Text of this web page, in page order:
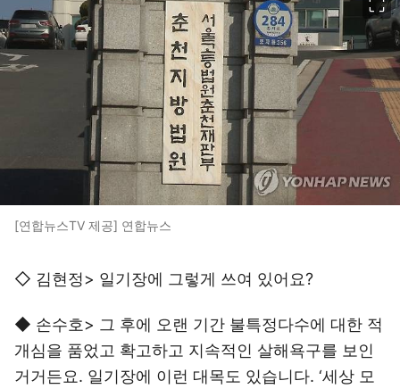
[연합뉴스TV 제공] 연합뉴스
◇ 김현정> 일기장에 그렇게 쓰여 있어요?
◆ 손수호> 그 후에 오랜 기간 불특정다수에 대한 적
개심을 품었고 확고하고 지속적인 살해욕구를 보인
거거든요. 일기장에 이런 대목도 있습니다. ‘세상 모